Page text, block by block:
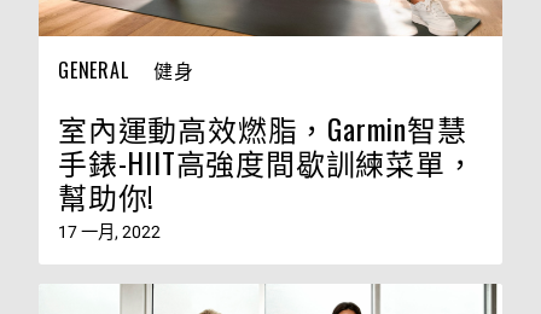
GENERAL 健身
室內運動高效燃脂，Garmin智慧
手錶-HIIT高強度間歇訓練菜單，
幫助你!
17 一月, 2022